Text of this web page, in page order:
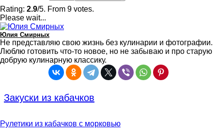
Rating: 2.9/5. From 9 votes.
Please wait...
Юлия Смирных
Не представляю свою жизнь без кулинарии и фотографии.
Люблю готовить что-то новое, но не забываю и про старую
добрую кулинарную классику.
Закуски из кабачков
Рулетики из кабачков с морковью